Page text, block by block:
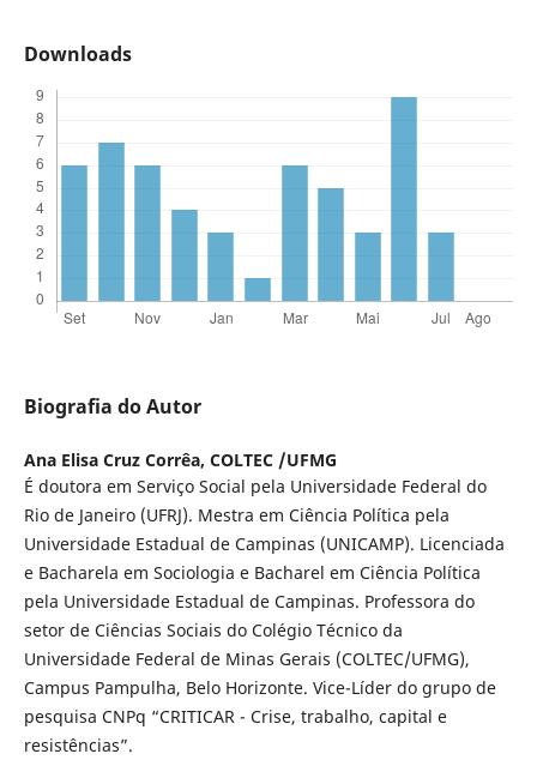
Downloads
Biografia do Autor
Ana Elisa Cruz Corrêa, COLTEC /UFMG
É doutora em Serviço Social pela Universidade Federal do
Rio de Janeiro (UFRJ). Mestra em Ciência Política pela
Universidade Estadual de Campinas (UNICAMP). Licenciada
e Bacharela em Sociologia e Bacharel em Ciência Política
pela Universidade Estadual de Campinas. Professora do
setor de Ciências Sociais do Colégio Técnico da
Universidade Federal de Minas Gerais (COLTEC/UFMG),
Campus Pampulha, Belo Horizonte. Vice-Líder do grupo de
pesquisa CNPq “CRITICAR - Crise, trabalho, capital e
resistências”.